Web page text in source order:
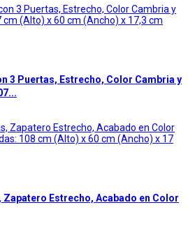
3 Puertas, Estrecho, Color Cambria y
Estrecho, Acabado en Color